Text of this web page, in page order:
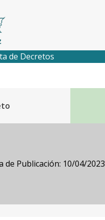
de Decretos
de Publicación: 10/04/2023